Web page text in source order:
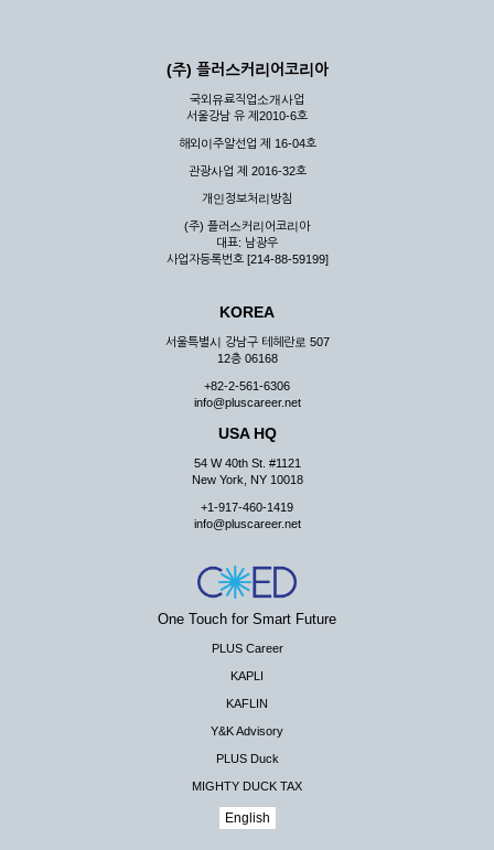
(주) 플러스커리어코리아
국외유료직업소개사업
서울강남 유 제2010-6호
해외이주알선업 제 16-04호
관광사업 제 2016-32호
개인정보처리방침
(주) 플러스커리어코리아
대표: 남광우
사업자등록번호 [214-88-59199]
KOREA
서울특별시 강남구 테헤란로 507
12층 06168
+82-2-561-6306
info@pluscareer.net
USA HQ
54 W 40th St. #1121
New York, NY 10018
+1-917-460-1419
info@pluscareer.net
One Touch for Smart Future
PLUS Career
KAPLI
KAFLIN
Y&K Advisory
PLUS Duck
MIGHTY DUCK TAX
English